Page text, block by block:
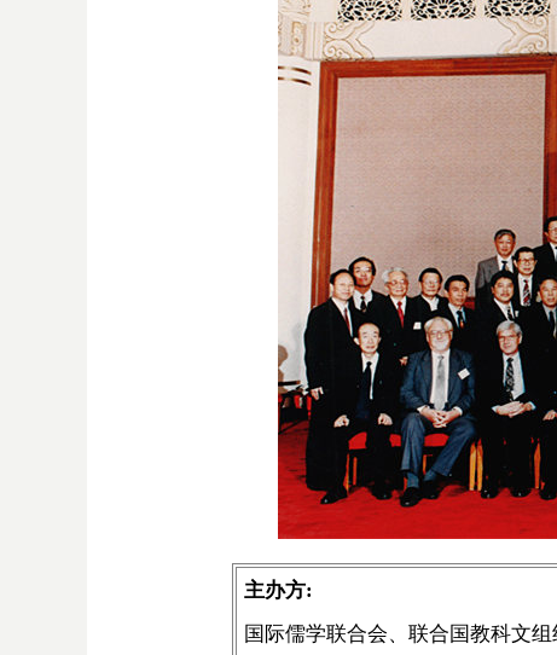
主办方:
国际儒学联合会、联合国教科文